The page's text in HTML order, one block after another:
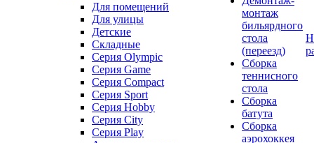
Для помещений
Для улицы
Детские
Складные
Серия Olympic
Серия Game
Серия Compact
Серия Sport
Серия Hobby
Серия City
Серия Play
монтаж
бильярдного
стола
(переезд)
Сборка
теннисного
стола
Сборка
батута
Сборка
аэрохоккея